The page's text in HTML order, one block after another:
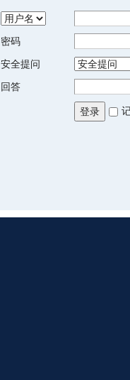
密码
安全提问
回答
登录